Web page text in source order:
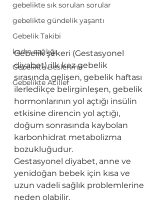
gebelikte sık sorulan sorular
gebelikte gündelik yaşantı
Gebelik Takibi
kadın sağlığı
Gebelikte Beslenme
Gebelikte Aciller
Gebelik şekeri (Gestasyonel
diyabet), ilk kez gebelik
sırasında gelişen, gebelik haftası
ilerledikçe belirginleşen, gebelik
hormonlarının yol açtığı insülin
etkisine direncin yol açtığı,
doğum sonrasında kaybolan
karbonhidrat metabolizma
bozukluğudur.
Gestasyonel diyabet, anne ve
yenidoğan bebek için kısa ve
uzun vadeli sağlık problemlerine
neden olabilir.